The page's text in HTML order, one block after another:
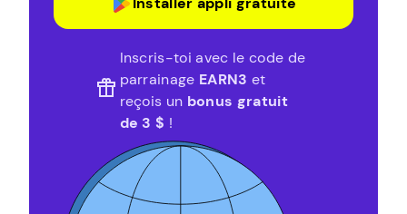
Inscris-toi avec le code de
parrainage EARN3 et
reçois un bonus gratuit
de 3 $ !